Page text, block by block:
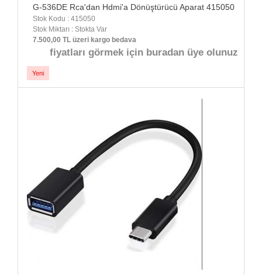
G-536DE Rca'dan Hdmi'a Dönüştürücü Aparat 415050
Stok Kodu : 415050
Stok Miktarı : Stokta Var
7.500,00 TL üzeri kargo bedava
fiyatları görmek için buradan üye olunuz
Yeni